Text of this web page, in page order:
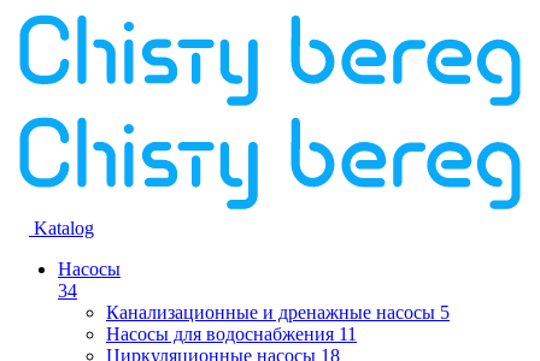
Katalog
Насосы
34
Канализационные и дренажные насосы 5
Насосы для водоснабжения 11
Циркуляционные насосы 18